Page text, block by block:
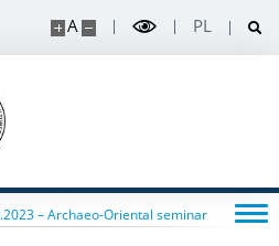
A PL
– Archaeo-Oriental seminar